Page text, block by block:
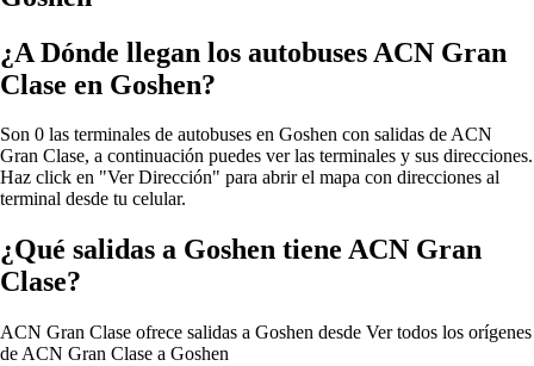
¿A Dónde llegan los autobuses ACN Gran
Clase en Goshen?
Son 0 las terminales de autobuses en Goshen con salidas de ACN
Gran Clase, a continuación puedes ver las terminales y sus direcciones.
Haz click en "Ver Dirección" para abrir el mapa con direcciones al
terminal desde tu celular.
¿Qué salidas a Goshen tiene ACN Gran
Clase?
ACN Gran Clase ofrece salidas a Goshen desde Ver todos los orígenes
de ACN Gran Clase a Goshen